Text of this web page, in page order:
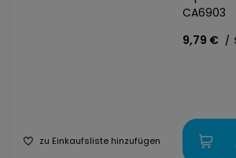
CA6903
9,79 € /
zu Einkaufsliste hinzufügen